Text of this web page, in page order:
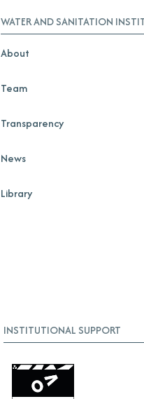
WATER AND SANITATION
About
Team
Transparency
News
Library
INSTITUTIONAL SUPPORT